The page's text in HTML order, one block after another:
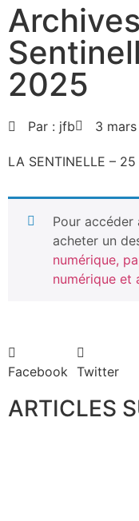
2025
Par : jfb 3
LA SENTINELLE –
Pour
acheter un
numérique,
numérique et
Facebook Twitter
ARTICLES